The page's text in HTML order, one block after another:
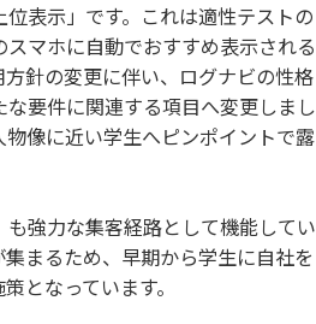
表示」です。これは適性テストの
マホに自動でおすすめ表示される
針の変更に伴い、ログナビの性格
要件に関連する項目へ変更しまし
像に近い学生へピンポイントで露
強力な集客経路として機能してい
まるため、早期から学生に自社を
となっています。